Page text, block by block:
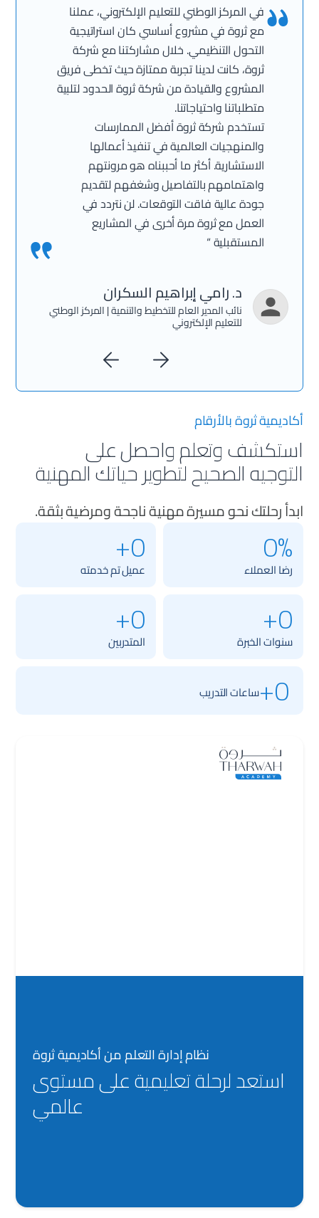
في المركز الوطني للتعليم الإلكتروني، عملنا
مع ثروة في مشروع أساسي كان استراتيجية
التحول التنظيمي. خلال مشاركتنا مع شركة
ثروة، كانت لدينا تجربة ممتازة حيث تخطى فريق
المشروع والقيادة من شركة ثروة الحدود لتلبية
متطلباتنا واحتياجاتنا.
تستخدم شركة ثروة أفضل الممارسات
والمنهجيات العالمية في تنفيذ أعمالها
الاستشارية. أكثر ما أحببناه هو مرونتهم
واهتمامهم بالتفاصيل وشغفهم لتقديم
جودة عالية فاقت التوقعات. لن نتردد في
العمل مع ثروة مرة أخرى في المشاريع
المستقبلية “
د. رامي إبراهيم السكران
نائب المدير العام للتخطيط والتنمية | المركز الوطني
للتعليم الإلكتروني
أكاديمية ثروة بالأرقام
استكشف وتعلم واحصل على
التوجيه الصحيح لتطوير حياتك المهنية
ابدأ رحلتك نحو مسيرة مهنية ناجحة ومرضية بثقة.
0%
رضا العملاء 0+
عميل تم خدمته
0+
سنوات الخبرة 0+
المتدربين
0+ ساعات التدريب
نظام إدارة التعلم من أكاديمية ثروة
استعد لرحلة تعليمية على مستوی
عالمي